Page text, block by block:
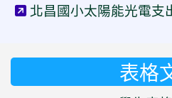
北昌國小太陽能光電支
表格